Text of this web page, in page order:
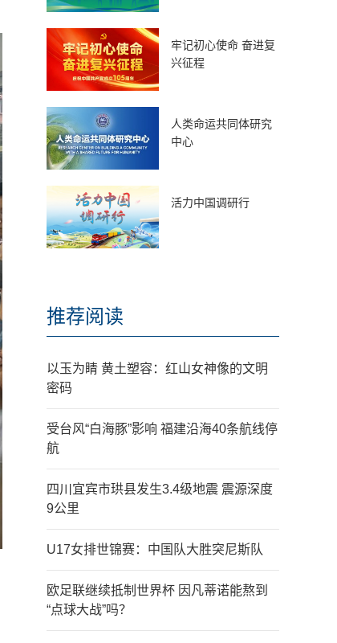
牢记初心使命 奋进复
兴征程
人类命运共同体研究
中心
活力中国调研行
推荐阅读
以玉为睛 黄土塑容：红山女神像的文明
密码
受台风“白海豚”影响 福建沿海40条航线停
航
四川宜宾市珙县发生3.4级地震 震源深度
9公里
U17女排世锦赛：中国队大胜突尼斯队
欧足联继续抵制世界杯 因凡蒂诺能熬到
“点球大战”吗？